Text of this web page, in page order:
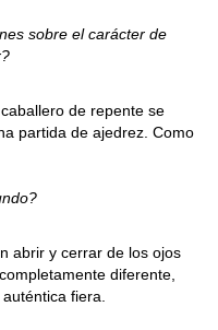
sobre el carácter de
de repente se
partida de ajedrez. Como
abrir y cerrar de los ojos
diferente,
fiera.